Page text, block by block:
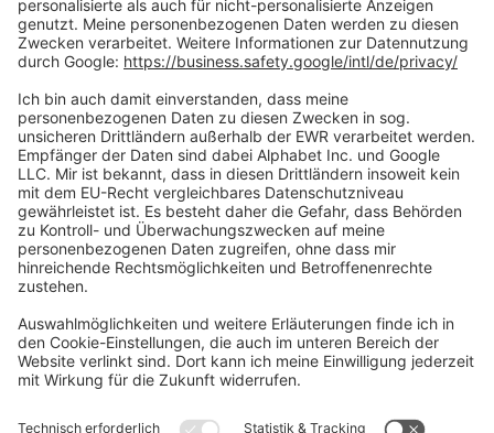
Social Media
Oft Gesucht
Rund um die Prüfung
Datenschutzerklärung